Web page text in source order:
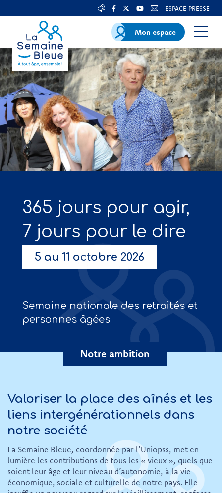
ESPACE PRESSE
Mon espace
365 jours pour agir,
7 jours pour le dire
5 au 11 octobre 2026
Semaine nationale des retraités et
personnes âgées
Notre ambition
Valoriser la place des aînés et les
liens intergénérationnels dans
notre société
La Semaine Bleue, coordonnée par l’Uniopss, met en
lumière les contributions de tous les « vieux », quels que
soient leur âge et leur niveau d’autonomie, à la vie
économique, sociale et culturelle de notre pays. Elle